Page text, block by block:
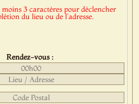
3 caractères pour déclencher
du lieu ou de l'adresse.
Rendez-vous :